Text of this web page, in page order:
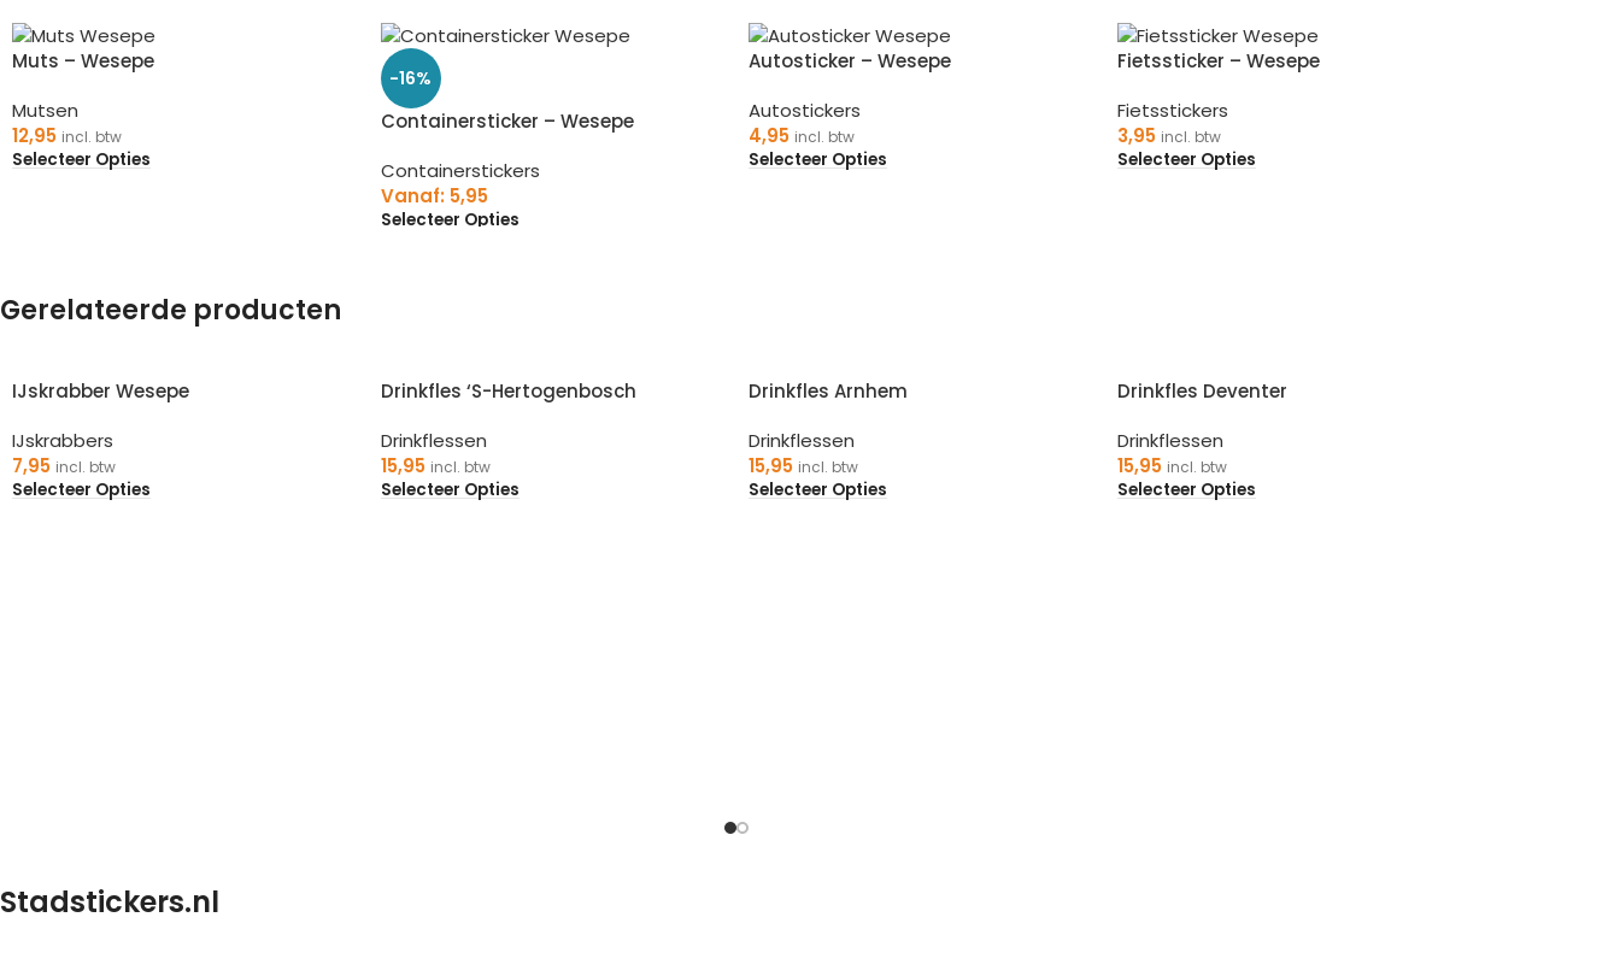
Muts – Wesepe
Mutsen
12,95 incl. btw
Selecteer Opties
-16%
Containersticker – Wesepe
Containerstickers
Vanaf: 5,95
Selecteer Opties
Autosticker – Wesepe
Autostickers
4,95 incl. btw
Selecteer Opties
Fietssticker – Wesepe
Fietsstickers
3,95 incl. btw
Selecteer Opties
Gerelateerde producten
IJskrabber Wesepe
IJskrabbers
7,95 incl. btw
Selecteer Opties
Drinkfles ‘S-Hertogenbosch
Drinkflessen
15,95 incl. btw
Selecteer Opties
Drinkfles Arnhem
Drinkflessen
15,95 incl. btw
Selecteer Opties
Drinkfles Deventer
Drinkflessen
15,95 incl. btw
Selecteer Opties
Stadstickers.nl